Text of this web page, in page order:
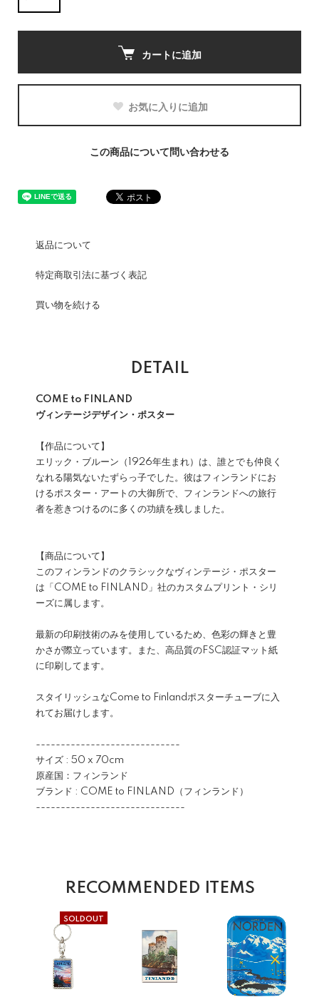
カートに追加
お気に入りに追加
この商品について問い合わせる
返品について
特定商取引法に基づく表記
買い物を続ける
DETAIL
COME to FINLAND
ヴィンテージデザイン・ポスター
【作品について】
エリック・ブルーン（1926年生まれ）は、誰とでも仲良く
なれる陽気ないたずらっ子でした。彼はフィンランドにお
けるポスター・アートの大御所で、フィンランドへの旅行
者を惹きつけるのに多くの功績を残しました。
【商品について】
このフィンランドのクラシックなヴィンテージ・ポスター
は「COME to FINLAND」社のカスタムプリント・シリ
ーズに属します。
最新の印刷技術のみを使用しているため、色彩の輝きと豊
かさが際立っています。また、高品質のFSC認証マット紙
に印刷してます。
スタイリッシュなCome to Finlandポスターチューブに入
れてお届けします。
-----------------------------
サイズ : 50 x 70cm
原産国：フィンランド
ブランド : COME to FINLAND（フィンランド）
------------------------------
RECOMMENDED ITEMS
SOLDOUT